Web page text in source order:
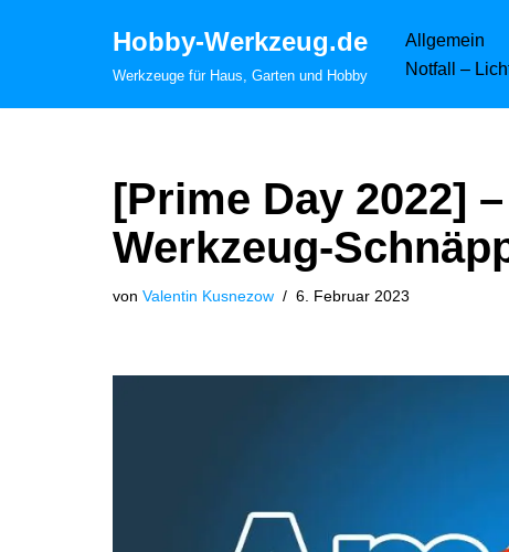
Hobby-Werkzeug.de
Werkzeuge für Haus, Garten und Hobby
Allgemein
Notfall –
[Prime Day 2022]
Werkzeug-
von Valentin Kusnezow 6. Februar 2023